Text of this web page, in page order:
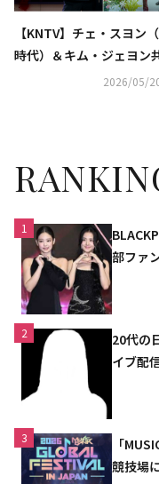
【KNTV】チェ・スヨン
時代）＆キム・ジェヨン
『アイドルアイ』7月放
2026/05/
1
部ファ
2
20代の
イブ配
3
「
競技場